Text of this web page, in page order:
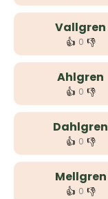
Vallgren
👍 0 👎
Ahlgren
👍 0 👎
Dahlgren
👍 0 👎
Mellgren
👍 0 👎